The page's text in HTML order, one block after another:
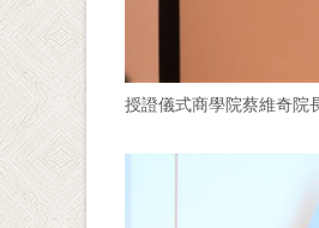
授證儀式商學院蔡維奇院